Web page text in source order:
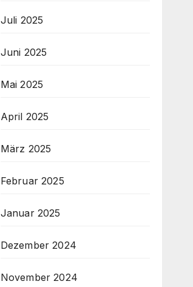
Juli 2025
Juni 2025
Mai 2025
April 2025
März 2025
Februar 2025
Januar 2025
Dezember 2024
November 2024